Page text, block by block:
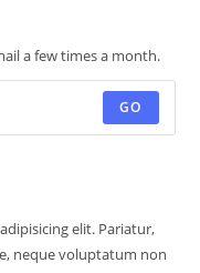
a few times a month.
GO
elit. Pariatur,
neque voluptatum non